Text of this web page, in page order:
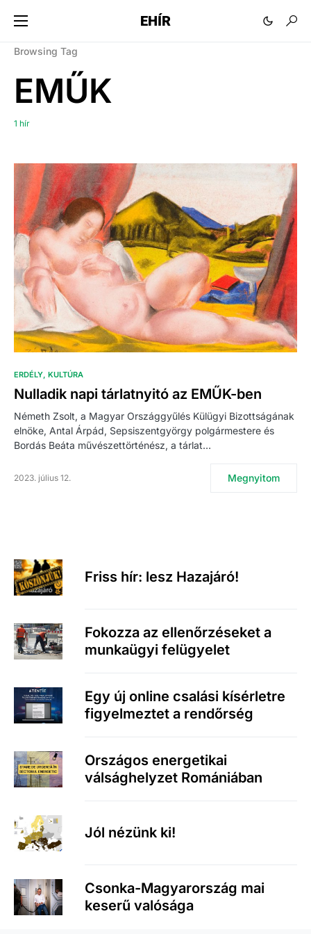
EHÍR
Browsing Tag
EMŰK
1 hír
ERDÉLY KULTÚRA
Nulladik napi tárlatnyitó az EMŰK-ben
Németh Zsolt, a Magyar Országgyűlés Külügyi Bizottságának
elnöke, Antal Árpád, Sepsiszentgyörgy polgármestere és
Bordás Beáta művészettörténész, a tárlat…
2023. július 12. Megnyitom
Friss hír: lesz Hazajáró!
Fokozza az ellenőrzéseket a
munkaügyi felügyelet
Egy új online csalási kísérletre
figyelmeztet a rendőrség
Országos energetikai
válsághelyzet Romániában
Jól nézünk ki!
Csonka-Magyarország mai
keserű valósága